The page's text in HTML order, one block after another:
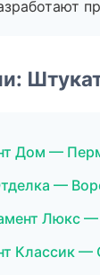
Дом —
—
Люкс —
Классик —